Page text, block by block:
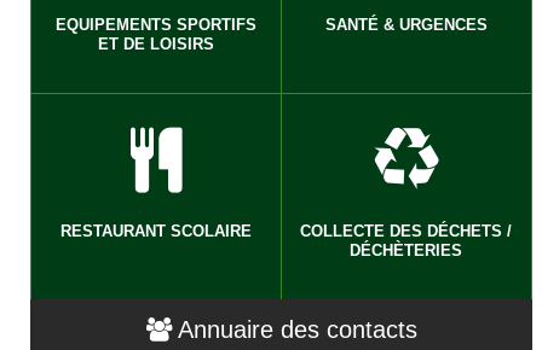
EQUIPEMENTS SPORTIFS
ET DE LOISIRS
SANTÉ & URGENCES
RESTAURANT SCOLAIRE
COLLECTE DES DÉCHETS /
DÉCHÈTERIES
Annuaire des contacts